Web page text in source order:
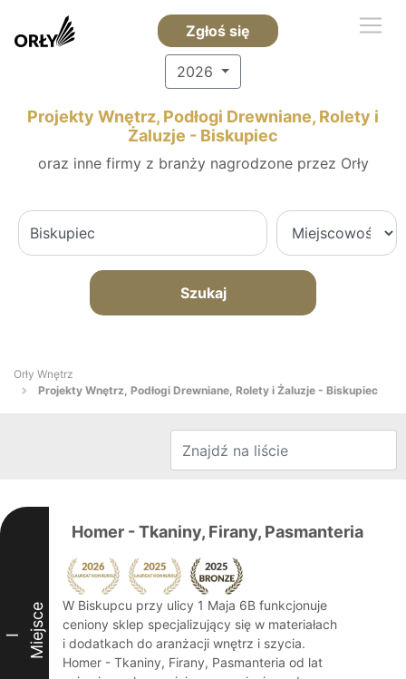
Zgłoś się
2026
Projekty Wnętrz, Podłogi Drewniane, Rolety i
Żaluzje - Biskupiec
oraz inne firmy z branży nagrodzone przez Orły
Szukaj
Orły Wnętrz
Projekty Wnętrz, Podłogi Drewniane, Rolety i Żaluzje - Biskupiec
I Miejsce
Homer - Tkaniny, Firany, Pasmanteria
W Biskupcu przy ulicy 1 Maja 6B funkcjonuje
ceniony sklep specjalizujący się w materiałach
i dodatkach do aranżacji wnętrz i szycia.
Homer - Tkaniny, Firany, Pasmanteria od lat